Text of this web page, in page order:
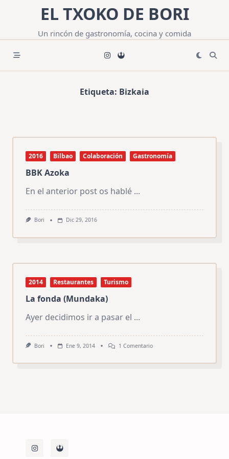
contenido
EL TXOKO DE BORI
Un rincón de gastronomía, cocina y comida
Etiqueta: Bizkaia
2016 Bilbao Colaboración Gastronomía
BBK Azoka
En el anterior post os hablé ...
Bori Dic 29, 2016
2014 Restaurantes Turismo
La fonda (Mundaka)
Ayer decidimos ir a pasar el ...
Bori Ene 9, 2014 1 ComentarioEn